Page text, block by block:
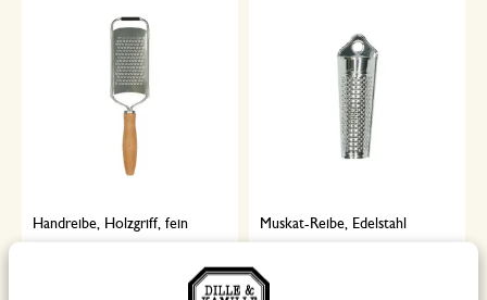
Handreibe, Holzgriff, fein Muskat-Reibe, Edelstahl